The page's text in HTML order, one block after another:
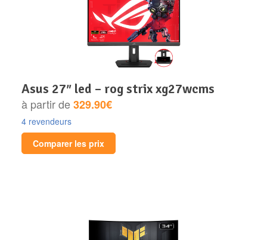
asus 27″ led – rog strix xg27wcms
à partir de329.90€
4 revendeurs
Comparer les prix